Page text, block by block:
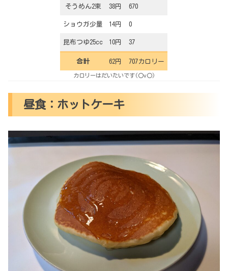
そうめん2束 38円 670
ショウガ少量 14円 0
昆布つゆ25cc 10円 37
合計 62円 707カロリー
カロリーはだいたいです(〇v〇)
昼食：ホットケーキ